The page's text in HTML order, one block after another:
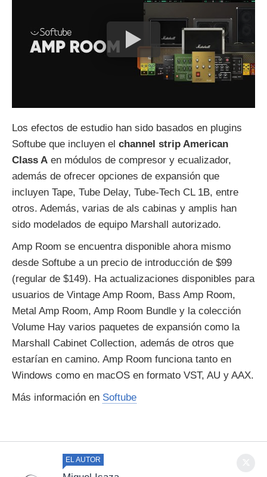
Los efectos de estudio han sido basados en plugins
Softube que incluyen el channel strip American
Class A en módulos de compresor y ecualizador,
además de ofrecer opciones de expansión que
incluyen Tape, Tube Delay, Tube-Tech CL 1B, entre
otros. Además, varias de als cabinas y amplis han
sido modelados de equipo Marshall autorizado.
Amp Room se encuentra disponible ahora mismo
desde Softube a un precio de introducción de $99
(regular de $149). Ha actualizaciones disponibles para
usuarios de Vintage Amp Room, Bass Amp Room,
Metal Amp Room, Amp Room Bundle y la colección
Volume Hay varios paquetes de expansión como la
Marshall Cabinet Collection, además de otros que
estarían en camino. Amp Room funciona tanto en
Windows como en macOS en formato VST, AU y AAX.
Más información en Softube
EL AUTOR